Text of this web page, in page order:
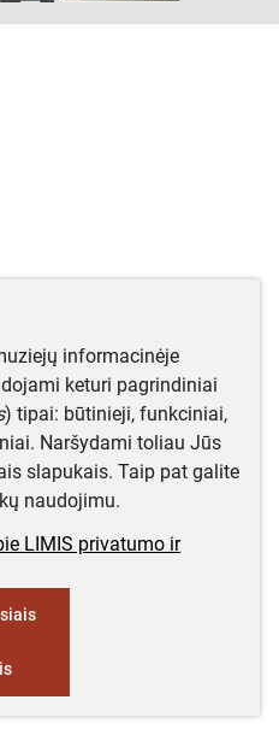
informacinėje
keturi pagrindiniai
) tipai: būtinieji, funkciniai,
Naršydami toliau Jūs
slapukais. Taip pat galite
naudojimu.
LIMIS privatumo ir